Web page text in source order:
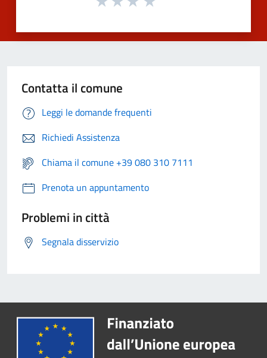
Contatta il comune
Leggi le domande frequenti
Richiedi Assistenza
Chiama il comune +39 080 310 7111
Prenota un appuntamento
Problemi in città
Segnala disservizio